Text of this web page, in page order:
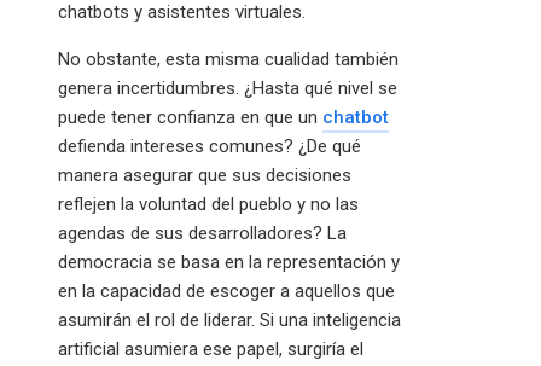
chatbots y asistentes virtuales.
No obstante, esta misma cualidad también
genera incertidumbres. ¿Hasta qué nivel se
puede tener confianza en que un chatbot
defienda intereses comunes? ¿De qué
manera asegurar que sus decisiones
reflejen la voluntad del pueblo y no las
agendas de sus desarrolladores? La
democracia se basa en la representación y
en la capacidad de escoger a aquellos que
asumirán el rol de liderar. Si una inteligencia
artificial asumiera ese papel, surgiría el